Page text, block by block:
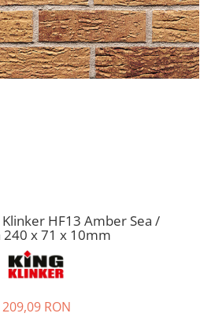
HF13 Amber Sea /
240 x 71 x 10mm
209,09 RON